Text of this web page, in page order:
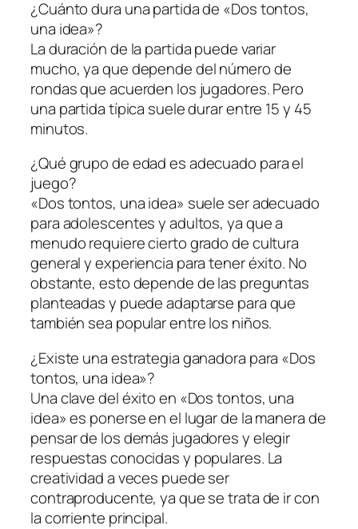
¿Cuánto dura una partida de «Dos tontos,
una idea»?
La duración de la partida puede variar
mucho, ya que depende del número de
rondas que acuerden los jugadores. Pero
una partida típica suele durar entre 15 y 45
minutos.
¿Qué grupo de edad es adecuado para el
juego?
«Dos tontos, una idea» suele ser adecuado
para adolescentes y adultos, ya que a
menudo requiere cierto grado de cultura
general y experiencia para tener éxito. No
obstante, esto depende de las preguntas
planteadas y puede adaptarse para que
también sea popular entre los niños.
¿Existe una estrategia ganadora para «Dos
tontos, una idea»?
Una clave del éxito en «Dos tontos, una
idea» es ponerse en el lugar de la manera de
pensar de los demás jugadores y elegir
respuestas conocidas y populares. La
creatividad a veces puede ser
contraproducente, ya que se trata de ir con
la corriente principal.